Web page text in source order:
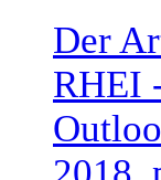
Der
RHEI